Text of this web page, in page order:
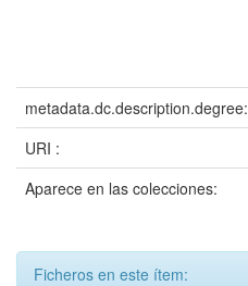
metadata.dc.description.degree:
URI :
Aparece en las colecciones:
Ficheros en este ítem: